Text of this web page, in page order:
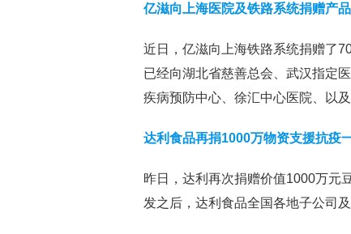
亿滋向上海医院及铁路系统捐赠产品
近日，亿滋向上海铁路系统捐赠了
已经向湖北省慈善总会、武汉指定
疾病预防中心、徐汇中心医院、以
达利食品再捐1000万物资支援抗疫
昨日，达利再次捐赠价值1000万元
发之后，达利食品全国各地子公司